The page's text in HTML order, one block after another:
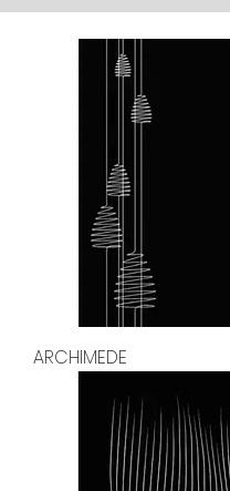
ARCHIMEDE